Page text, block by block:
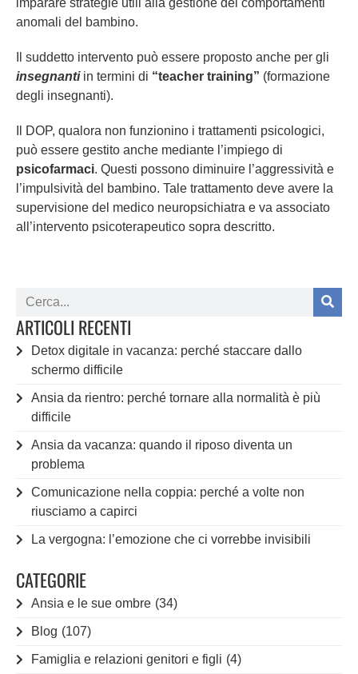
imparare strategie utili alla gestione dei comportamenti
anomali del bambino.
Il suddetto intervento può essere proposto anche per gli
insegnanti in termini di “teacher training” (formazione
degli insegnanti).
Il DOP, qualora non funzionino i trattamenti psicologici,
può essere gestito anche mediante l’impiego di
psicofarmaci. Questi possono diminuire l’aggressività e
l’impulsività del bambino. Tale trattamento deve avere la
supervisione del medico neuropsichiatra e va associato
all’intervento psicoterapeutico sopra descritto.
ARTICOLI RECENTI
Detox digitale in vacanza: perché staccare dallo
schermo difficile
Ansia da rientro: perché tornare alla normalità è più
difficile
Ansia da vacanza: quando il riposo diventa un
problema
Comunicazione nella coppia: perché a volte non
riusciamo a capirci
La vergogna: l’emozione che ci vorrebbe invisibili
CATEGORIE
Ansia e le sue ombre (34)
Blog (107)
Famiglia e relazioni genitori e figli (4)